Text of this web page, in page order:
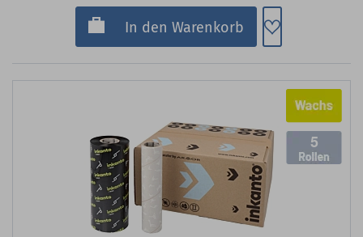
In den Warenkorb Zum
5